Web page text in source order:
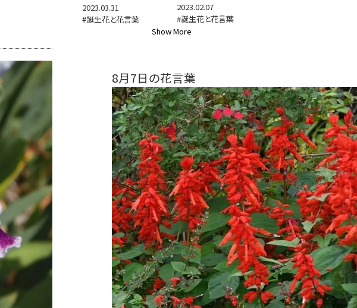
2023.03.31
#誕生花と花言葉
2023.02.07
#誕生花と花言葉
Show More
8月7日の花言葉